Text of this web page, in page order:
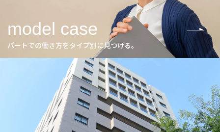
model case
パートでの働き方をタイプ別に見つける。